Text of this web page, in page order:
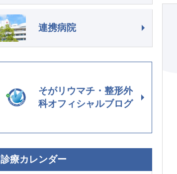
連携病院
そがリウマチ・整形外
科オフィシャルブログ
診療カレンダー